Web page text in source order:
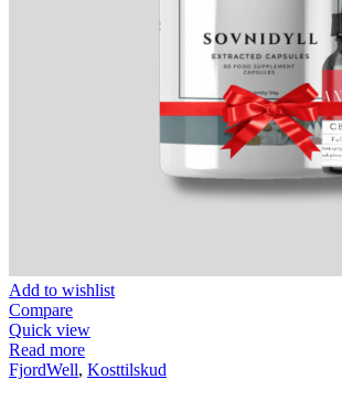
Add to wishlist
Compare
Quick view
Read more
FjordWell, Kosttilskud